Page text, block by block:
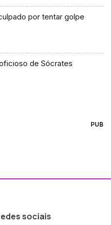
por tentar golpe
de Sócrates
PUB
sociais